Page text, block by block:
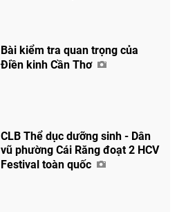
Bài kiểm tra quan trọng của
Điền kinh Cần Thơ
CLB Thể dục dưỡng sinh - Dân
vũ phường Cái Răng đoạt 2 HCV
Festival toàn quốc